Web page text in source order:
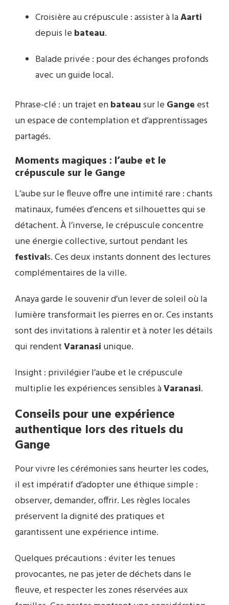
Croisière au crépuscule : assister à laAarti
depuis le bateau.
Balade privée : pour des échanges profonds
avec un guide local.
Phrase-clé : un trajet enbateausur le Gange est
un espace de contemplation et d’apprentissages
partagés.
Moments magiques : l’aube et le
crépuscule sur le Gange
L’aube sur le fleuve offre une intimité rare : chants
matinaux, fumées d’encens et silhouettes qui se
détachent. À l’inverse, le crépuscule concentre
une énergie collective, surtout pendant les
festivals. Ces deux instants donnent des lectures
complémentaires de la ville.
Anaya garde le souvenir d’un lever de soleil où la
lumière transformait les pierres en or. Ces instants
sont des invitations à ralentir et à noter les détails
qui rendentVaranasi unique.
Insight : privilégier l’aube et le crépuscule
multiplie les expériences sensibles àVaranasi.
Conseils pour une expérience
authentique lors des rituels du
Gange
Pour vivre les cérémonies sans heurter les codes,
il est impératif d’adopter une éthique simple :
observer, demander, offrir. Les règles locales
préservent la dignité des pratiques et
garantissent une expérience intime.
Quelques précautions : éviter les tenues
provocantes, ne pas jeter de déchets dans le
fleuve, et respecter les zones réservées aux